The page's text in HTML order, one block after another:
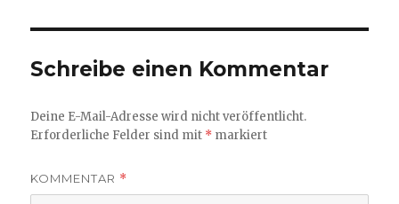
Schreibe einen Kommentar
Deine E-Mail-Adresse wird nicht veröffentlicht.
Erforderliche Felder sind mit * markiert
KOMMENTAR *